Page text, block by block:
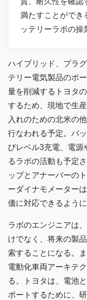
満たすことができ
ッテリーラボの操
ハイブリッド、プラ
テリー電気製品のポ
量を削減するトヨタ
するため、現地で生
入れのための北米の
行なわれる予定。バ
びレベル3充電、電源
るラボの活動も予定
ップとアナーバーの
ーダイナモメーター
価に対応できるよう
ラボのエンジニアは
けでなく、将来の製
索することになる。
電動化車両アーキテ
る。トヨタは、電池
ポートするために、